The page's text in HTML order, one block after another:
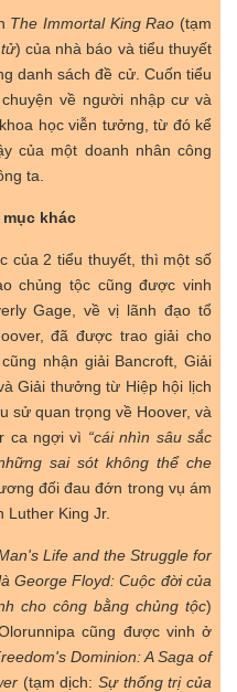
The Immortal King Rao (tạm
) của nhà báo và tiểu thuyết
danh sách đề cử. Cuốn tiểu
về người nhập cư và
học viễn tưởng, từ đó kể
của một doanh nhân công
ta.
khác
của 2 tiểu thuyết, thì một số
chủng tộc cũng được vinh
Gage, về vị lãnh đạo tổ
đã được trao giải cho
nhận giải Bancroft, Giải
Giải thưởng từ Hiệp hội lịch
sử quan trọng về Hoover, và
ca ngợi vì “cái nhìn sâu sắc
sai sót không thể che
đối đau đớn trong vụ ám
Luther King Jr.
Life and the Struggle for
George Floyd: Cuộc đời của
cho công bằng chủng tộc)
cũng được vinh ở
Dominion: A Saga of
(tạm dịch: Sự thống trị của